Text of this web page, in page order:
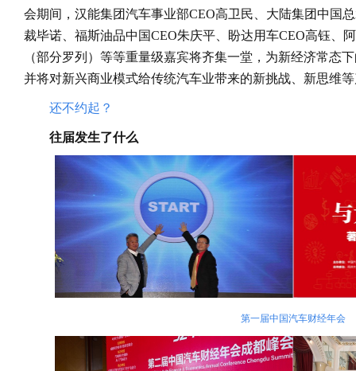
会期间，汉能集团汽车事业部CEO高卫民、大陆集团中国
裁毕诺、福斯油品中国CEO朱庆平、盼达用车CEO高钰、
（部分罗列）等等重量级嘉宾将齐集一堂，为新经济常态
并将对新兴商业模式给传统汽车业带来的新挑战、新思维
还不约起？
往届发生了什么
第一届中国汽车财经年会